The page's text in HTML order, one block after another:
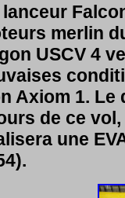
merlin
USCV 4
Axiom 1. Le
de ce
une